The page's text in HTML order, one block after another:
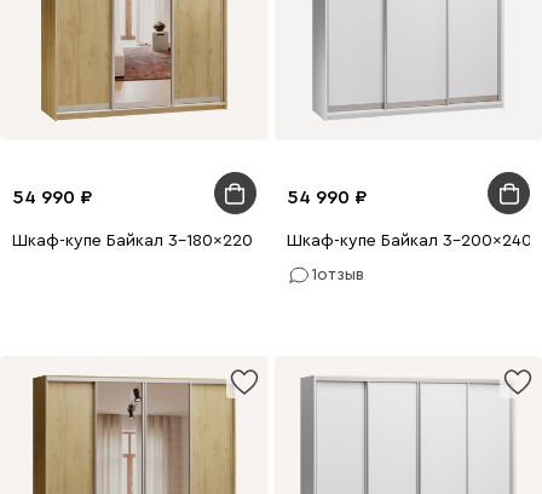
54 990
Шкаф-купе Байкал 3-180x220 Дуб Золотистый 1 зеркало
54 990
Шкаф-купе Байкал 3-200x240
1отзыв